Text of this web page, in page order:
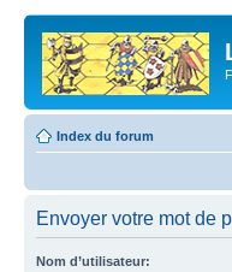
Index du forum
Envoyer votre mot de
Nom d’utilisateur: